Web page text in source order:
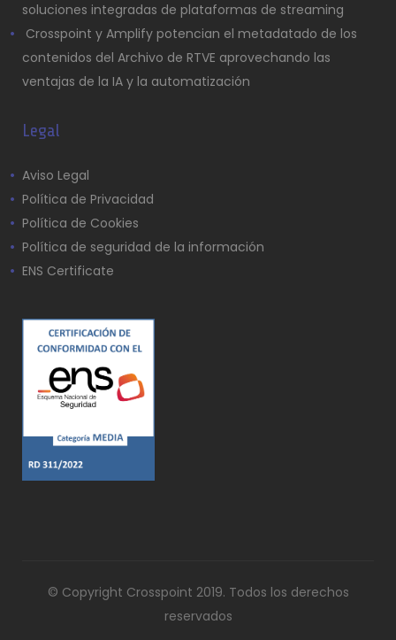
soluciones integradas de plataformas de streaming
Crosspoint y Amplify potencian el metadatado de los
contenidos del Archivo de RTVE aprovechando las
ventajas de la IA y la automatización
Legal
Aviso Legal
Política de Privacidad
Política de Cookies
Política de seguridad de la información
ENS Certificate
© Copyright Crosspoint 2019. Todos los derechos
reservados